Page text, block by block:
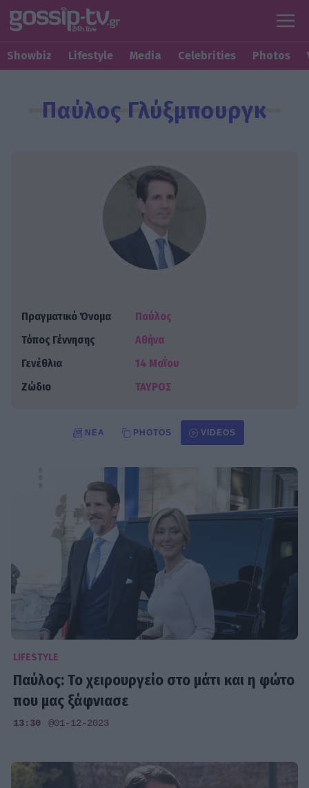
Showbiz Lifestyle Media Celebrities Photos
Παύλος Γλύξμπουργκ
Πραγματικό Όνομα
Παύλος
Τόπος Γέννησης
Αθήνα
Γενέθλια
14 Μαΐου
Ζώδιο
ΤΑΥΡΟΣ
ΝΈΑ PHOTOS VIDEOS
LIFESTYLE
Παύλος: Το χειρουργείο στο μάτι και η φώτο
που μας ξάφνιασε
13:30 @01-12-2023